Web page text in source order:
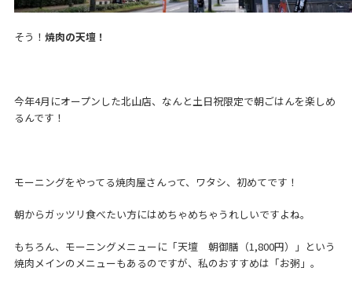
そう！ 焼肉の天壇！
今年4月にオープンした北山店、なんと土日祝限定で朝ごはんを楽しめ
るんです！
モーニングをやってる焼肉屋さんって、ワタシ、初めてです！
朝からガッツリ食べたい方にはめちゃめちゃうれしいですよね。
もちろん、モーニングメニューに「天壇 朝御膳（1,800円）」という
焼肉メインのメニューもあるのですが、私のおすすめは「お粥」。